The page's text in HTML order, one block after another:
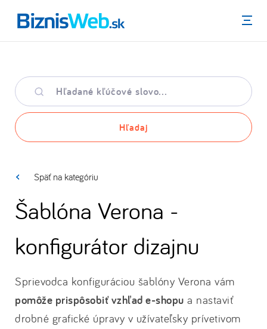
Menu
Hľadané
kľúčové
slovo
Hľadaj
Späť na kategóriu
Šablóna Verona -
konfigurátor dizajnu
Sprievodca konfiguráciou šablóny Verona vám
pomôže prispôsobiť vzhľad e-shopu a nastaviť
drobné grafické úpravy v užívateľsky prívetivom